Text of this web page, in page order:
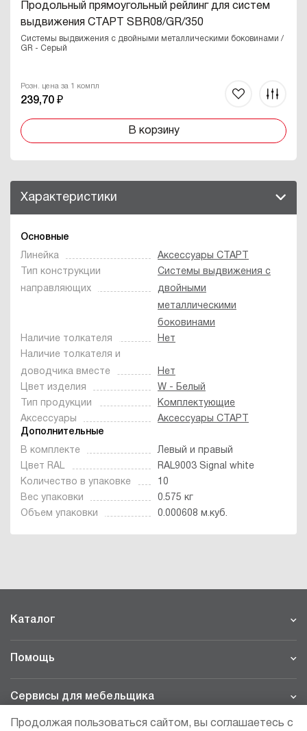
Продольный прямоугольный рейлинг для систем
выдвижения СТАРТ SBR08/GR/350
Системы выдвижения с двойными металлическими боковинами /
GR - Серый
Розн. цена за 1 компл
239,70 ₽
В корзину
Характеристики
Основные
Линейка
Аксессуары СТАРТ
Тип конструкции
направляющих
Системы выдвижения с
двойными
металлическими
боковинами
Наличие толкателя
Нет
Наличие толкателя и
доводчика вместе
Нет
Цвет изделия
W - Белый
Тип продукции
Комплектующие
Аксессуары
Аксессуары СТАРТ
Дополнительные
В комплекте
Левый и правый
Цвет RAL
RAL9003 Signal white
Количество в упаковке
10
Вес упаковки
0.575 кг
Объем упаковки
0.000608 м.куб.
Каталог
Помощь
Сервисы для мебельщика
Продолжая пользоваться сайтом, вы соглашаетесь с